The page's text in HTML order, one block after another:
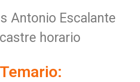
Antonio Escalante
horario
Temario: